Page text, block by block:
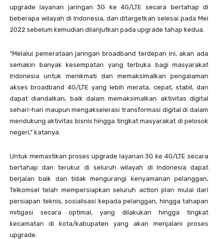
upgrade layanan jaringan 3G ke 4G/LTE secara bertahap di
beberapa wilayah di Indonesia, dan ditargetkan selesai pada Mei
2022 sebelum kemudian dilanjutkan pada upgrade tahap kedua.
“Melalui pemerataan jaringan broadband terdepan ini, akan ada
semakin banyak kesempatan yang terbuka bagi masyarakat
Indonesia untuk menikmati dan memaksimalkan pengalaman
akses broadband 4G/LTE yang lebih merata, cepat, stabil, dan
dapat diandalkan, baik dalam memaksimalkan aktivitas digital
sehari-hari maupun mengakselerasi transformasi digital di dalam
mendukung aktivitas bisnis hingga tingkat masyarakat di pelosok
negeri,” katanya.
Untuk memastikan proses upgrade layanan 3G ke 4G/LTE secara
bertahap dan terukur di seluruh wilayah di Indonesia dapat
berjalan baik dan tidak mengurangi kenyamanan pelanggan,
Telkomsel telah mempersiapkan seluruh action plan mulai dari
persiapan teknis, sosialisasi kepada pelanggan, hingga tahapan
mitigasi secara optimal, yang dilakukan hingga tingkat
kecamatan di kota/kabupaten yang akan menjalani proses
upgrade.